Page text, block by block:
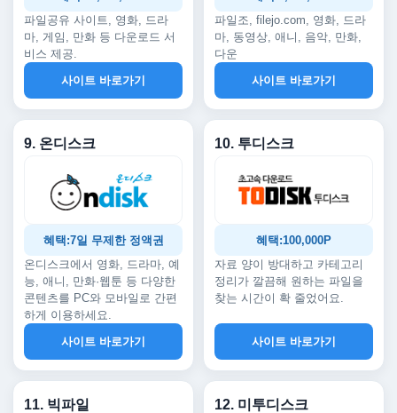
파일공유 사이트, 영화, 드라
마, 게임, 만화 등 다운로드 서
비스 제공.
사이트 바로가기
파일조, filejo.com, 영화, 드라
마, 동영상, 애니, 음악, 만화,
다운
사이트 바로가기
9. 온디스크
혜택:7일 무제한 정액권
온디스크에서 영화, 드라마, 예
능, 애니, 만화·웹툰 등 다양한
콘텐츠를 PC와 모바일로 간편
하게 이용하세요.
사이트 바로가기
10. 투디스크
혜택:100,000P
자료 양이 방대하고 카테고리
정리가 깔끔해 원하는 파일을
찾는 시간이 확 줄었어요.
사이트 바로가기
11. 빅파일 12. 미투디스크